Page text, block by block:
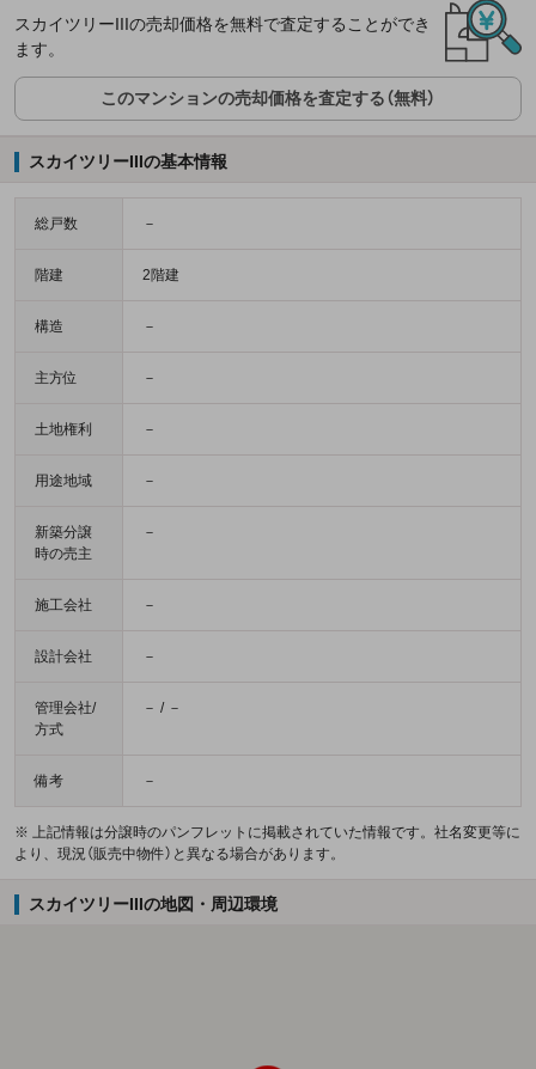
スカイツリーIIIの売却価格を無料で査定することができ
ます。
このマンションの売却価格を査定する（無料）
スカイツリーIIIの基本情報
総戸数 －
階建 2階建
構造 －
主方位 －
土地権利 －
用途地域 －
新築分譲
時の売主
－
施工会社 －
設計会社 －
管理会社/
方式
－ / －
備考 －
※ 上記情報は分譲時のパンフレットに掲載されていた情報です。社名変更等に
より、現況（販売中物件）と異なる場合があります。
スカイツリーIIIの地図・周辺環境